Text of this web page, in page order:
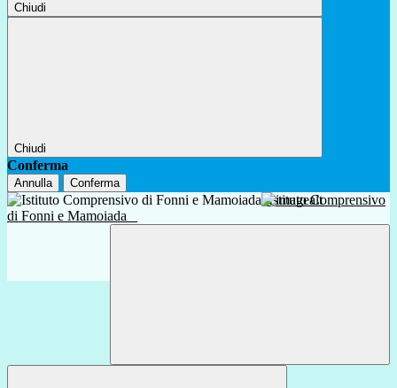
Chiudi
Chiudi
Conferma
Annulla Conferma
Istituto Comprensivo
di Fonni e Mamoiada